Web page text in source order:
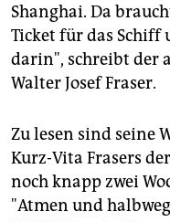
Shanghai. Da
Ticket für das Schiff
darin", schreibt der
Walter Josef Fraser.
Zu lesen sind seine
Kurz-Vita Frasers
noch knapp zwei
"Atmen und